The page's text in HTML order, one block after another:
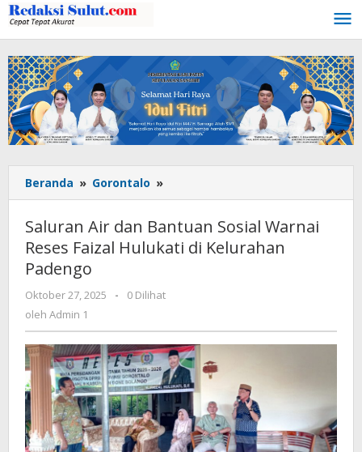
Lewati
ke
konten
Beranda » Gorontalo »
Air
Bantuan
Sosial
di
Kelurahan
Padengo
Saluran Air dan Bantuan Sosial Warnai
Reses Faizal Hulukati di Kelurahan
Padengo
Oktober 27, 2025
oleh
-
0 Dilihat
oleh Admin 1